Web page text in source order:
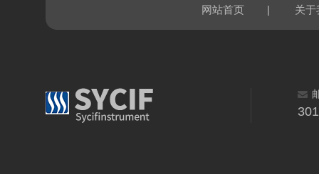
网站首页 | 关于